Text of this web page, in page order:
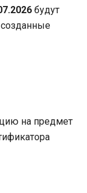
будут
на предмет